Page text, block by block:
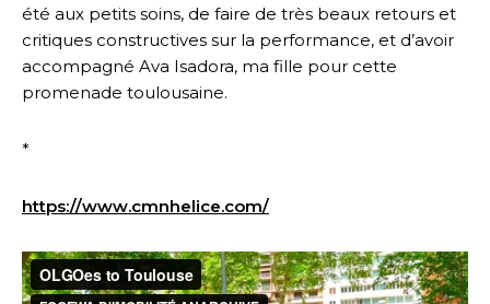
été aux petits soins, de faire de très beaux retours et
critiques constructives sur la performance, et d’avoir
accompagné Ava Isadora, ma fille pour cette
promenade toulousaine.
*
https://www.cmnhelice.com/